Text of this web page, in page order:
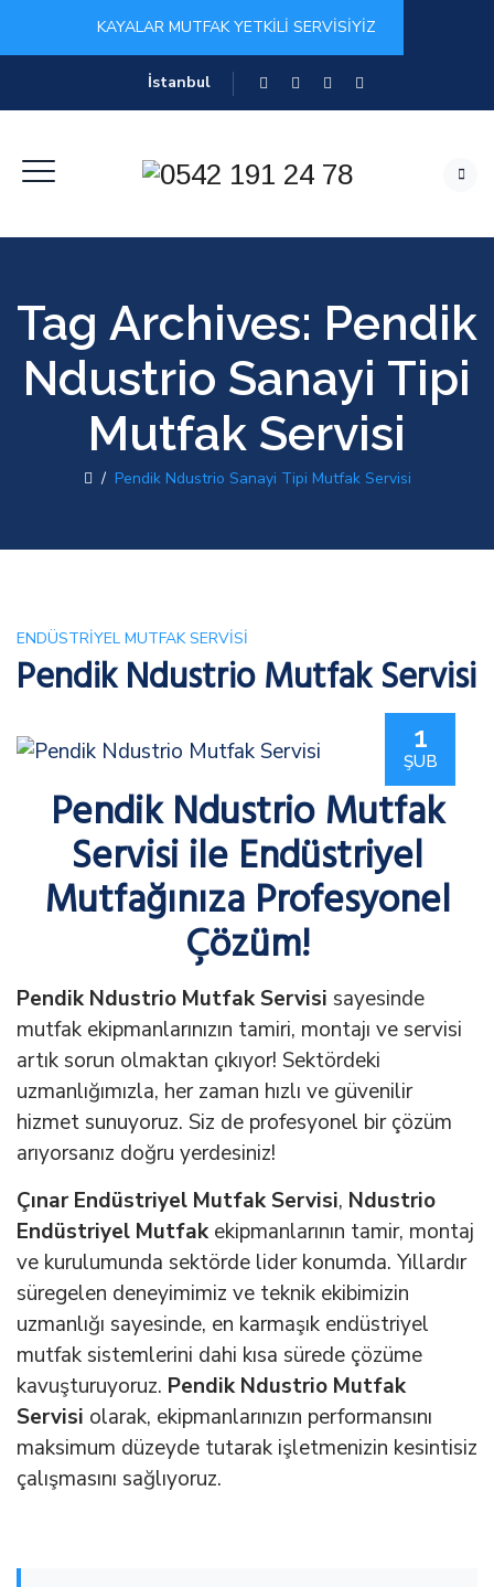
KAYALAR MUTFAK YETKİLİ SERVİSİYİZ
İstanbul
Tag Archives: Pendik
Ndustrio Sanayi Tipi
Mutfak Servisi
/ Pendik Ndustrio Sanayi Tipi Mutfak Servisi
ENDÜSTRIYEL MUTFAK SERVISI
Pendik Ndustrio Mutfak Servisi
1
ŞUB
Pendik Ndustrio Mutfak
Servisi ile Endüstriyel
Mutfağınıza Profesyonel
Çözüm!
Pendik Ndustrio Mutfak Servisi sayesinde
mutfak ekipmanlarınızın tamiri, montajı ve servisi
artık sorun olmaktan çıkıyor! Sektördeki
uzmanlığımızla, her zaman hızlı ve güvenilir
hizmet sunuyoruz. Siz de profesyonel bir çözüm
arıyorsanız doğru yerdesiniz!
Çınar Endüstriyel Mutfak Servisi, Ndustrio
Endüstriyel Mutfakekipmanlarının tamir, montaj
ve kurulumunda sektörde lider konumda. Yıllardır
süregelen deneyimimiz ve teknik ekibimizin
uzmanlığı sayesinde, en karmaşık endüstriyel
mutfak sistemlerini dahi kısa sürede çözüme
kavuşturuyoruz. Pendik Ndustrio Mutfak
Servisi olarak, ekipmanlarınızın performansını
maksimum düzeyde tutarak işletmenizin kesintisiz
çalışmasını sağlıyoruz.